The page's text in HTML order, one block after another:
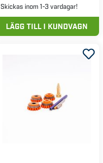
Skickas inom 1-3 vardagar!
LÄGG TILL I KUNDVAGN